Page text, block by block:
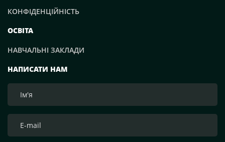
НАПИСАТИ НАМ
КОНФІДЕНЦІЙНІСТЬ
ОСВІТА
НАВЧАЛЬНІ ЗАКЛАДИ